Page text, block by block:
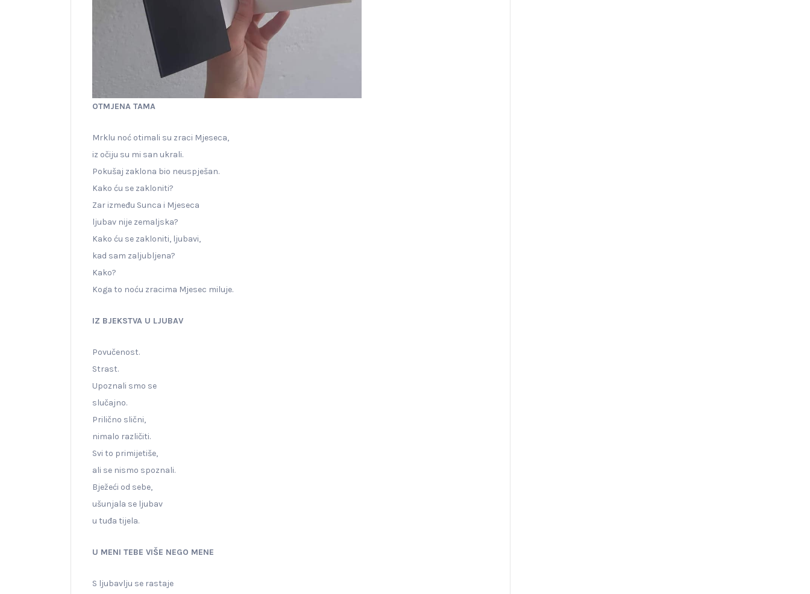
OTMJENA TAMA
Mrklu noć otimali su zraci Mjeseca,
iz očiju su mi san ukrali.
Pokušaj zaklona bio neuspješan.
Kako ću se zakloniti?
Zar između Sunca i Mjeseca
ljubav nije zemaljska?
Kako ću se zakloniti, ljubavi,
kad sam zaljubljena?
Kako?
Koga to noću zracima Mjesec miluje.
IZ BJEKSTVA U LJUBAV
Povučenost.
Strast.
Upoznali smo se
slučajno.
Prilično slični,
nimalo različiti.
Svi to primijetiše,
ali se nismo spoznali.
Bježeći od sebe,
ušunjala se ljubav
u tuđa tijela.
U MENI TEBE VIŠE NEGO MENE
S ljubavlju se rastaje